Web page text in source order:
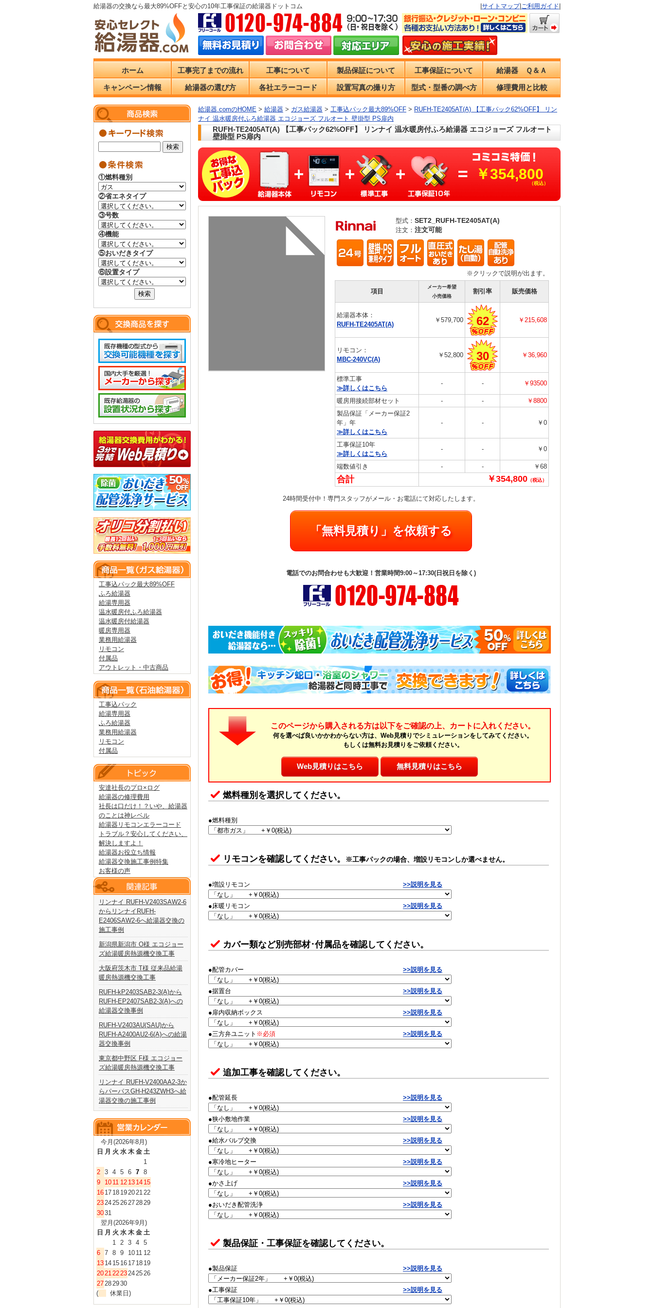
給湯器の交換なら最大89%OFFと安心の10年工事保証の給湯器ドットコム サイトマップ| ご利用ガイド
ホーム 工事完了までの流れ 工事について 製品保証について 工事保証について 給湯器 Ｑ＆Ａ
キャンペーン情報 給湯器の選び方 各社エラーコード 設置写真の撮り方 型式・型番の調べ方 修理費用と比較
給湯器.comのHOME > 給湯器 > ガス給湯器 > 工事込パック最大89%OFF > RUFH-TE2405AT(A) 【工事パック62%OFF】 リン
ナイ 温水暖房付ふろ給湯器 エコジョーズ フルオート 壁掛型 PS扉内
RUFH-TE2405AT(A) 【工事パック62%OFF】 リンナイ 温水暖房付ふろ給湯器 エコジョーズ フルオート
壁掛型 PS扉内
￥354,800
（税込）
型式： SET2_RUFH-TE2405AT(A)
注文： 注文可能
※クリックで説明が出ます。
項目
メーカー希望
小売価格
割引率 販売価格
給湯器本体：
RUFH-TE2405AT(A)
￥579,700 62 ￥215,608
リモコン：
MBC-240VC(A)
￥52,800 30 ￥36,960
標準工事
≫詳しくはこちら
- - ￥93500
暖房用接続部材セット - -
￥8800
製品保証「メーカー保証2
年」年
≫詳しくはこちら
- - ￥0
工事保証10年
≫詳しくはこちら
- - ￥0
端数値引き - - ￥68
合計 ￥354,800 （税込）
24時間受付中！専門スタッフがメール・お電話にて対応したします。
「無料見積り」を依頼する
電話でのお問合わせも大歓迎！営業時間9:00～17:30(日祝日を除く)
このページから購入される方は以下をご確認の上、カートに入れください。
何を選べば良いかかわからない方は、Web見積りでシミュレーションをしてみてください。
もしくは無料お見積りをご依頼ください。
Web見積りはこちら 無料見積りはこちら
燃料種別を選択してください。
●燃料種別
リモコンを確認してください。 ※工事パックの場合、増設リモコンしか選べません。
●増設リモコン >>説明を見る
●床暖リモコン >>説明を見る
カバー類など別売部材･付属品を確認してください。
●配管カバー >>説明を見る
●据置台 >>説明を見る
●扉内収納ボックス >>説明を見る
●三方弁ユニット ※必須 >>説明を見る
追加工事を確認してください。
●配管延長 >>説明を見る
●狭小敷地作業 >>説明を見る
●給水バルブ交換 >>説明を見る
●寒冷地ヒーター >>説明を見る
●かさ上げ >>説明を見る
●おいだき配管洗浄 >>説明を見る
製品保証・工事保証を確認してください。
●製品保証 >>説明を見る
●工事保証 >>説明を見る
①燃料種別
②省エネタイプ
③号数
④機能
⑤おいだきタイプ
⑥設置タイプ
工事込パック最大89%OFF
ふろ給湯器
給湯専用器
温水暖房付ふろ給湯器
温水暖房付給湯器
暖房専用器
業務用給湯器
リモコン
付属品
アウトレット・中古商品
工事込パック
給湯専用器
ふろ給湯器
業務用給湯器
リモコン
付属品
安達社長のプロ×ログ
給湯器の修理費用
社長は口だけ！？いや、給湯器
のことは神レベル
給湯器リモコンエラーコード
トラブル？安心してください、
解決しますよ！
給湯器お役立ち情報
給湯器交換施工事例特集
お客様の声
リンナイ RUFH-V2403SAW2-6
からリンナイRUFH-
E2406SAW2-6へ給湯器交換の
施工事例
新潟県新潟市 O様 エコジョー
ズ給湯暖房熱源機交換工事
大阪府茨木市 T様 従来品給湯
暖房熱源機交換工事
RUFH-kP2403SAB2-3(A)から
RUFH-EP2407SAB2-3(A)への
給湯器交換事例
RUFH-V2403AU(SAU)から
RUFH-A2400AU2-6(A)への給湯
器交換事例
東京都中野区 F様 エコジョー
ズ給湯暖房熱源機交換工事
リンナイ RUFH-V2400AA2-3か
らパーパスGH-H243ZWH3へ給
湯器交換の施工事例
今月(2026年8月)
日 月 火 水 木 金 土
1
2 3 4 5 6 7 8
9
10 11 12 13 14 15
16 17 18 19202122
23242526272829
3031
翌月(2026年9月)
日 月 火 水 木 金 土
1 2 3 4 5
6 7 8 9 10 11 12
13 14 15 16 17 18 19
20212223242526
27282930
(
休業日)